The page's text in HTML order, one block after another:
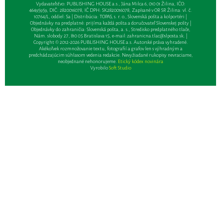
Vydavateľsťvo: PUBLISHING HOUSE a.s., Jána Milca 6, 010 01 Žilina, IČO:
46495959, DIČ: 2820016078, IČ DPH: SK2820016078, Zapísané v OR SR Žilina: vl. č.
10764/L, oddiel: Sa | Distribúcia: TOPAS, s. r. o., Slovenská pošta a kolportéri |
Objednávky na predplatné: prijíma každá pošta a doručovateľ Slovenskej pošty |
Objednávky do zahraničia: Slovenská pošta, a. s., Stredisko predplatného tlače,
Nám. slobody 27, 810 05 Bratislava 15, e-mail:zahranicna.tlac@slposta.sk. |
Copyright © 2012-2026 PUBLISHING HOUSE a.s. Autorské práva vyhradené.
Akékoľvek rozmnožovanie textu, fotografií a grafov len s výhradným a
predchádzajúcim súhlasom vedenia redakcie. Nevyžiadané rukopisy nevraciame,
neobjednané nehonorujeme. Etický kódex novinára
VyrobiloSoft Studio